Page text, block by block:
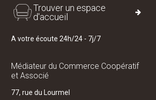
Trouver un espace
d'accueil
A votre écoute 24h/24 - 7j/7
Médiateur du Commerce Coopératif
et Associé
77, rue du Lourmel